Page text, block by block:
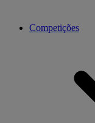
Competições